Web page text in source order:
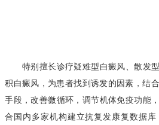
特别擅长诊疗疑难型白癜风、散发型
积白癜风，为患者找到诱发的因素，结
手段，改善微循环，调节机体免疫功能
合国内多家机构建立抗复发康复数据